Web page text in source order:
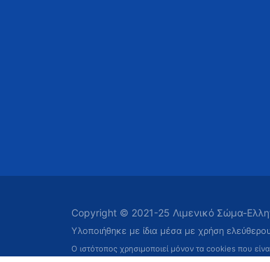
Copyright © 2021-25 Λιμενικό Σώμα-
Υλοποιήθηκε με ίδια μέσα με χρήση
Ο ιστότοπος χρησιμοποιεί μόνον τα cookies που